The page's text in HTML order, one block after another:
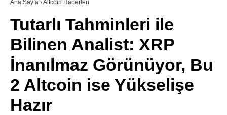
Youtube
TikTok
Pinterest
Ana Sayfa ›Altcoin Haberleri
Tutarlı Tahminleri ile
Bilinen Analist: XRP
İnanılmaz Görünüyor, Bu
2 Altcoin ise Yükselişe
Hazır